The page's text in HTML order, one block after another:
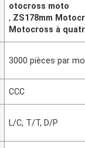
otocross moto
, ZS178mm
Motocross à
3000 pièces par
CCC
L/C, T/T, D/P